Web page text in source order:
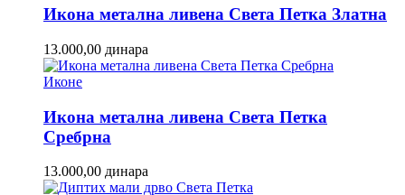
Икона метална ливена Света Петка Златна
13.000,00 динара
Иконе
Икона метална ливена Света Петка
Сребрна
13.000,00 динара